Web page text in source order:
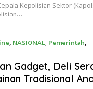
Kepolisian Sektor
, NASIONAL, Pemerintah,
Gadget, Deli
Tradisional